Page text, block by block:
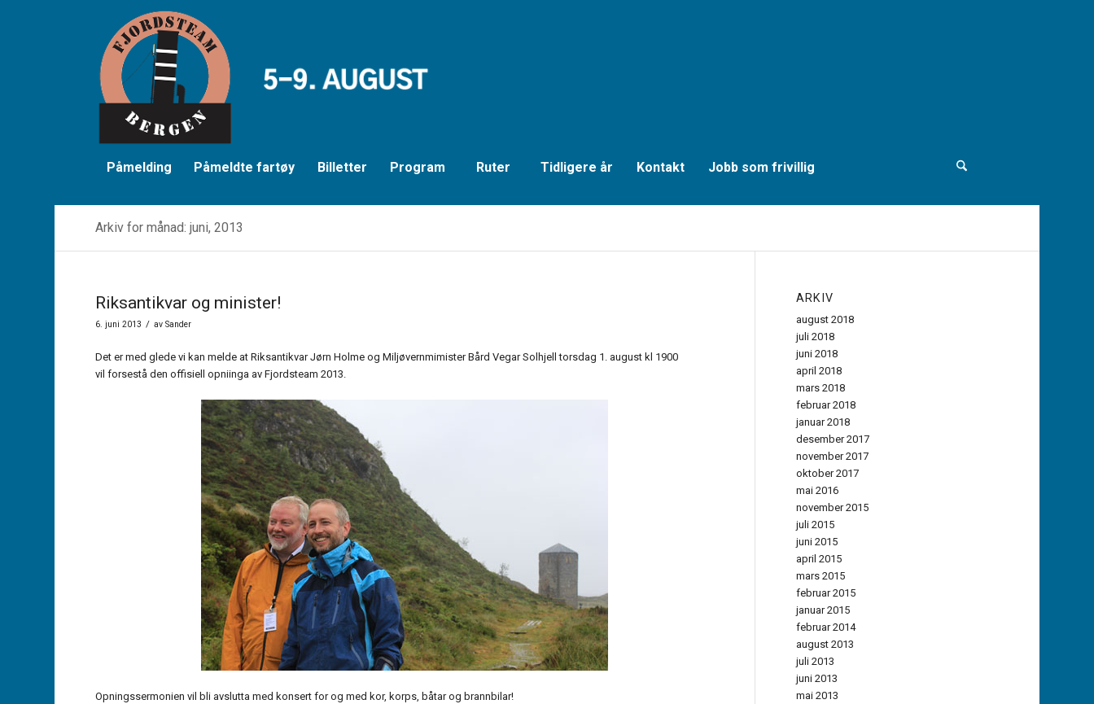
Påmelding Påmeldte fartøy Billetter Program Ruter Tidligere år Kontakt Jobb som frivillig
Arkiv for månad: juni, 2013
Riksantikvar og minister!
6. juni 2013 / avSander
Det er med glede vi kan melde at Riksantikvar Jørn Holme og Miljøvernmimister Bård Vegar Solhjell torsdag 1. august kl 1900
vil forsestå den offisiell opniinga av Fjordsteam 2013.
Opningssermonien vil bli avslutta med konsert for og med kor, korps, båtar og brannbilar!
ARKIV
august 2018
juli 2018
juni 2018
april 2018
mars 2018
februar 2018
januar 2018
desember 2017
november 2017
oktober 2017
mai 2016
november 2015
juli 2015
juni 2015
april 2015
mars 2015
februar 2015
januar 2015
februar 2014
august 2013
juli 2013
juni 2013
mai 2013